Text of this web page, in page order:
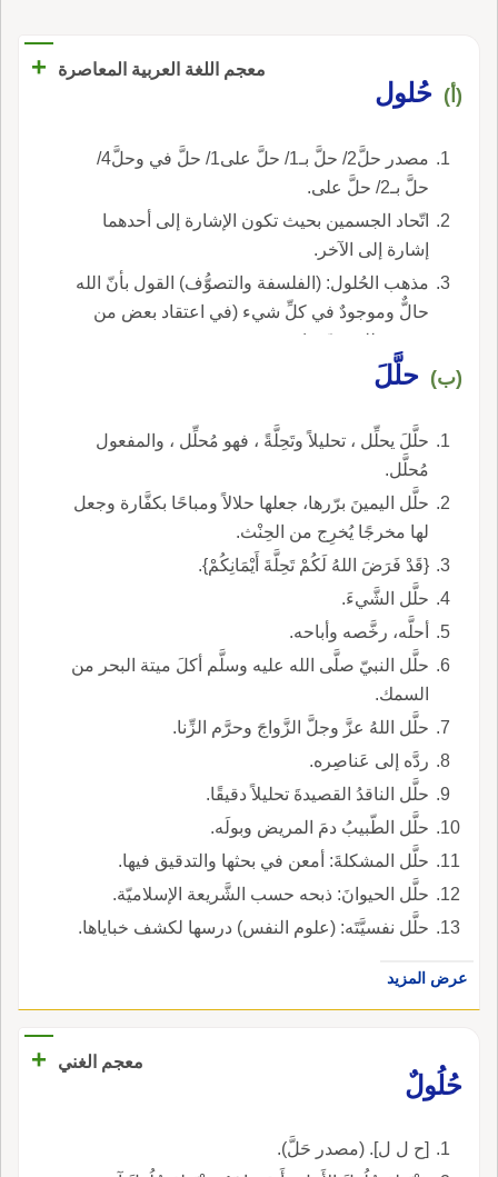
معجم اللغة العربية المعاصرة +
(أ) حُلول
مصدر حلَّ2/ حلَّ بـ1/ حلَّ على1/ حلَّ في وحلَّ4/
حلَّ بـ2/ حلَّ على.
اتّحاد الجسمين بحيث تكون الإشارة إلى أحدهما
إشارة إلى الآخر.
مذهب الحُلول: (الفلسفة والتصوُّف) القول بأنّ الله
حالٌّ وموجودٌ في كلِّ شيء (في اعتقاد بعض من
ينتسب للمتصوِّفة).
(ب) حلَّلَ
حلَّلَ يحلِّل ، تحليلاً وتَحِلَّةً ، فهو مُحلِّل ، والمفعول
مُحلَّل.
حلَّل اليمينَ برّرها، جعلها حلالاً ومباحًا بكفَّارة وجعل
لها مخرجًا يُخرِج من الحِنْث.
{قَدْ فَرَضَ اللهُ لَكُمْ تَحِلَّةَ أَيْمَانِكُمْ}.
حلَّل الشَّيءَ.
أحلَّه، رخَّصه وأباحه.
حلَّل النبيّ صلَّى الله عليه وسلَّم أكلَ ميتة البحر من
السمك.
حلَّل اللهُ عزَّ وجلَّ الزَّواجَ وحرَّم الزِّنا.
ردَّه إلى عَناصِره.
حلَّل الناقدُ القصيدةَ تحليلاً دقيقًا.
حلَّل الطّبيبُ دمَ المريض وبولَه.
حلَّل المشكلةَ: أمعن في بحثها والتدقيق فيها.
حلَّل الحيوانَ: ذبحه حسب الشَّريعة الإسلاميّة.
حلَّل نفسيَّتَه: (علوم النفس) درسها لكشف خباياها.
عرض المزيد
معجم الغني
+
حُلُولٌ
[ح ل ل]. (مصدر حَلَّ).